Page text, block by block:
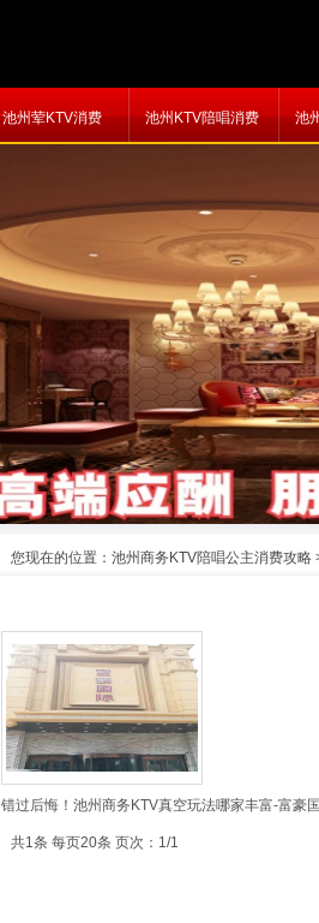
池州荤KTV消费 池州KTV陪唱消费 池
您现在的位置： 池州商务KTV陪唱公主消费攻略
错过后悔！池州商务KTV真空玩法哪家丰富-富豪
共1条 每页20条 页次：1/1